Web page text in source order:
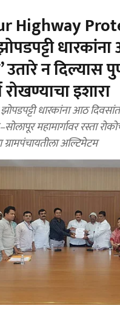
Highway
न दिल्यास
रोखण्याचा इशारा
धारकांना आठ
महामार्गावर रस्ता
ग्रामपंचायतीला अल्टिमेटम